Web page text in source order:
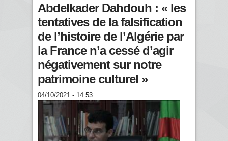
Abdelkader Dahdouh : « les
tentatives de la falsification
de l’histoire de l’Algérie par
la France n’a cessé d’agir
négativement sur notre
patrimoine culturel »
04/10/2021 - 14:53